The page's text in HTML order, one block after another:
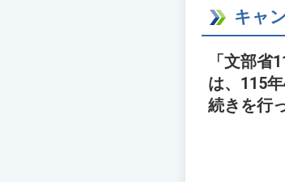
キャ
「文部
は、115
続きを行